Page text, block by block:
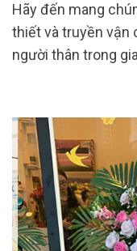
Hãy đến mang
thiết và truyền vận
người thân trong